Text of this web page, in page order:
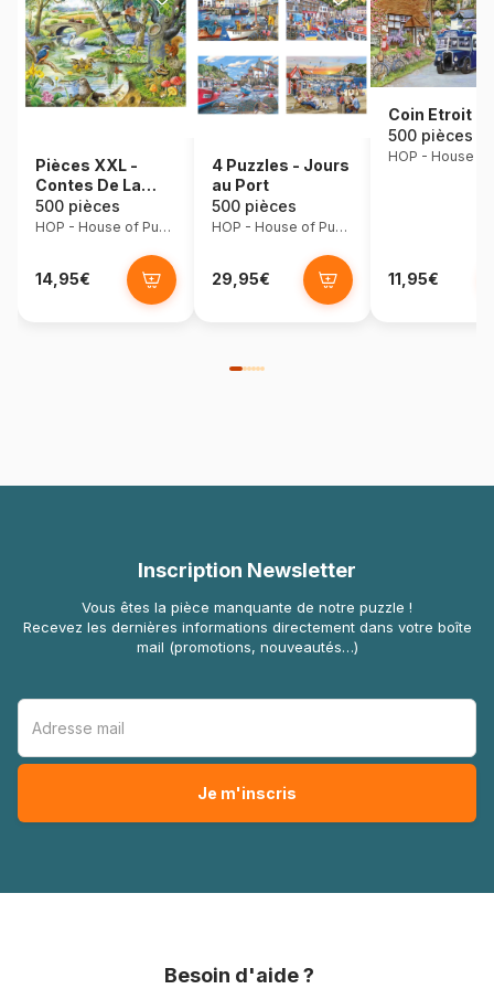
Pièces XXL -
Contes De La
Rivière
500 pièces
HOP - House of Puzzles
14,95€
4 Puzzles - Jours
au Port
500 pièces
HOP - House of Puzzles
29,95€
Coin Etroit
500 pièces
11,95€
Inscription Newsletter
Vous êtes la pièce manquante de notre puzzle !
Recevez les dernières informations directement dans votre boîte
mail (promotions, nouveautés…)
Besoin d'aide ?